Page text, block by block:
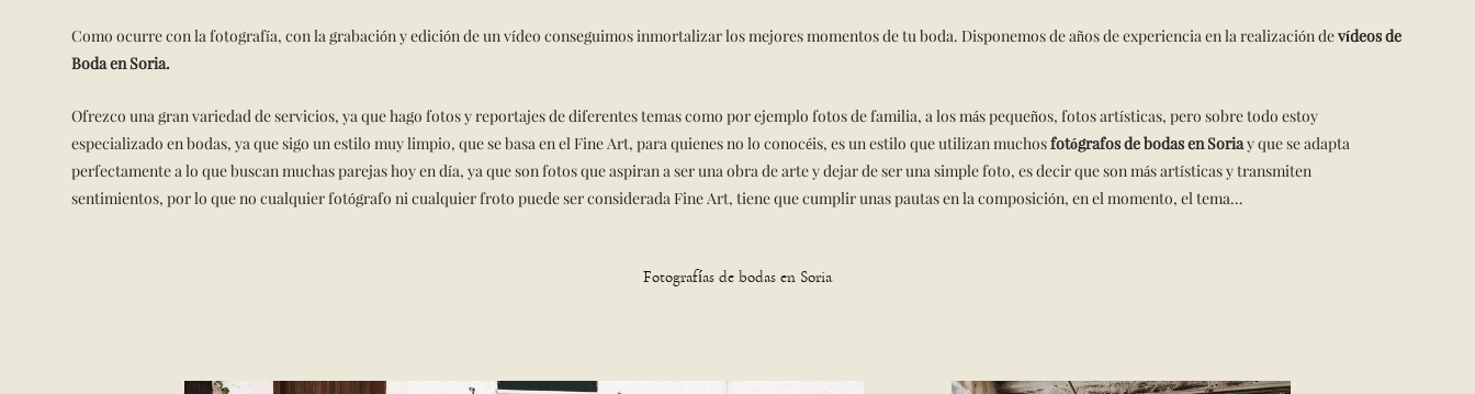
Como ocurre con la fotografía, con la grabación y edición de un vídeo conseguimos inmortalizar los mejores momentos de tu boda. Disponemos de años de experiencia en la realización devídeos de
Boda en Soria.
Ofrezco una gran variedad de servicios, ya que hago fotos y reportajes de diferentes temas como por ejemplo fotos de familia, a los más pequeños, fotos artísticas, pero sobre todo estoy
especializado en bodas, ya que sigo un estilo muy limpio, que se basa en el Fine Art, para quienes no lo conocéis, es un estilo que utilizan muchosfotógrafos de bodas en Soriay que se adapta
perfectamente a lo que buscan muchas parejas hoy en día, ya que son fotos que aspiran a ser una obra de arte y dejar de ser una simple foto, es decir que son más artísticas y transmiten
sentimientos, por lo que no cualquier fotógrafo ni cualquier froto puede ser considerada Fine Art, tiene que cumplir unas pautas en la composición, en el momento, el tema…
Fotografías de bodas en Soria